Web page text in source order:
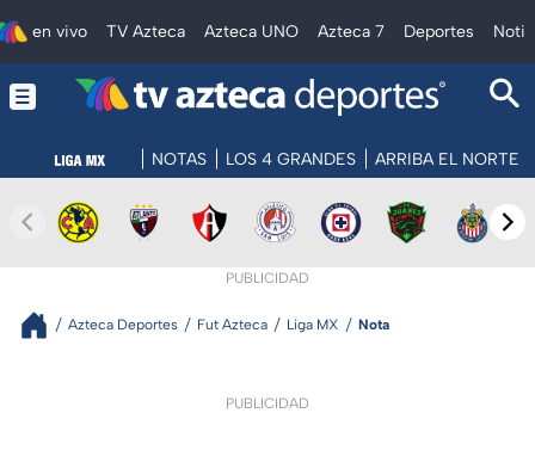
en vivo TV Azteca Azteca UNO Azteca 7 Deportes
NOTAS LOS 4 GRANDES ARRIBA EL NORTE
PUBLICIDAD
Azteca Deportes Fut Azteca Liga MX Nota
PUBLICIDAD